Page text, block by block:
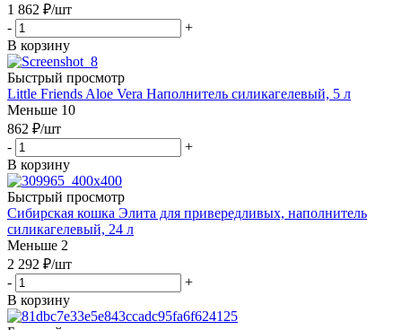
1 862 ₽/шт
-
+
В корзину
Быстрый просмотр
Little Friends Aloe Vera Наполнитель силикагелевый, 5 л
Меньше 10
862 ₽/шт
-
+
В корзину
Быстрый просмотр
Сибирская кошка Элита для привередливых, наполнитель
силикагелевый, 24 л
Меньше 2
2 292 ₽/шт
-
+
В корзину